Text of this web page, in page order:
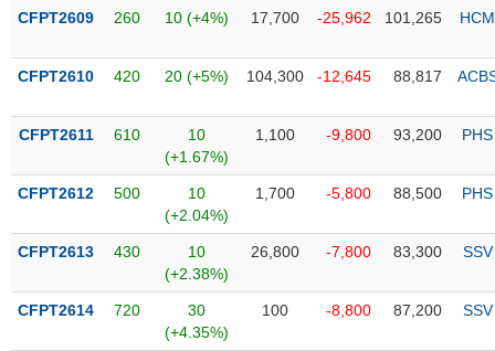
Danh
mục
phiếu
chi
Tổng
Giao
Tài
CFPT2609 260 10 (+4%) 17,700 -25,962 101,265 HCM
CFPT2610 420 20 (+5%) 104,300 -12,645 88,817
CFPT2611 610
10
(+1.67%)
1,100 -9,800 93,200 PHS
CFPT2612 500
10
(+2.04%)
1,700 -5,800 88,500 PHS
CFPT2613 430
10
(+2.38%)
26,800 -7,800 83,300 SSV
CFPT2614 720
30
(+4.35%)
100 -8,800 87,200 SSV
TIN
(-)
SECTOR